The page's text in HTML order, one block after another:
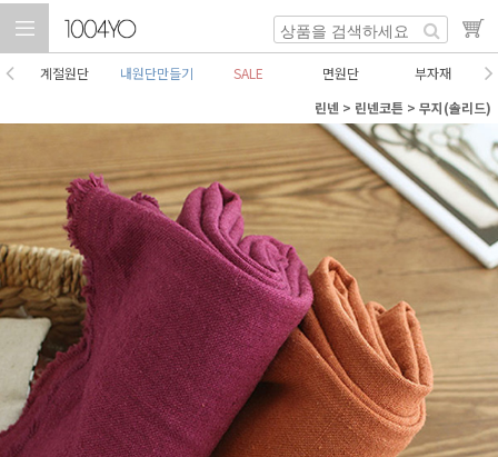
계절원단 내원단만들기 SALE 면원단
부자재
린넨 > 린넨코튼 > 무지(솔리드)